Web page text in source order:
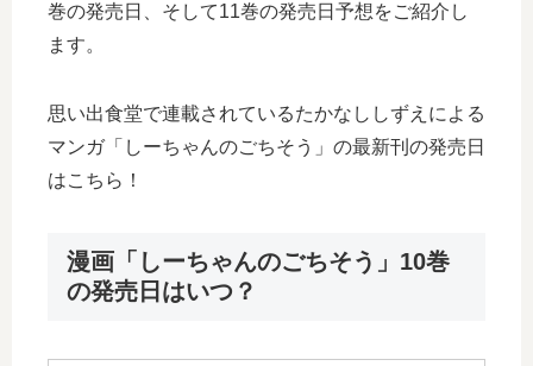
巻の発売日、そして11巻の発売日予想をご紹介し
ます。
思い出食堂で連載されているたかなししずえによる
マンガ「しーちゃんのごちそう」の最新刊の発売日
はこちら！
漫画「しーちゃんのごちそう」10巻
の発売日はいつ？